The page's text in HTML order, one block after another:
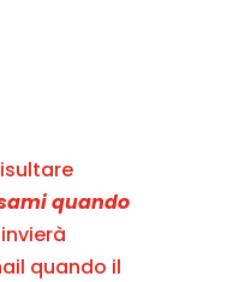
quando
quando il